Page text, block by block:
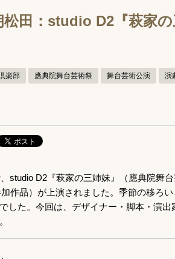
松田：studio D2『萩家
楽部 應典院舞台芸術祭 舞台芸術公演 演
studio D2『萩家の三姉妹』（應典院舞
作品）が上演されました。季節の移ろ
した。今回は、デザイナー・脚本・演